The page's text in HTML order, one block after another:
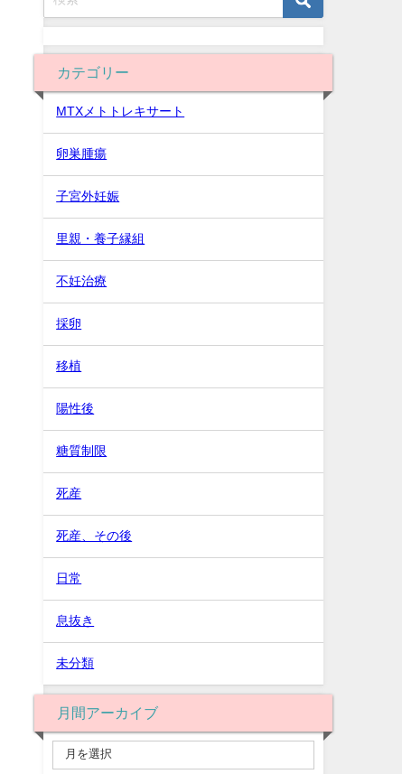
カテゴリー
MTXメトトレキサート
卵巣腫瘍
子宮外妊娠
里親・養子縁組
不妊治療
採卵
移植
陽性後
糖質制限
死産
死産、その後
日常
息抜き
未分類
月間アーカイブ